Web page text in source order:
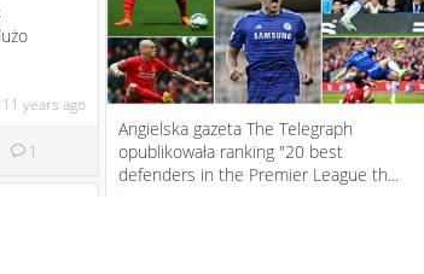
11 years ago
1
Angielska gazeta The Telegraph
opublikowała ranking "20 best
defenders in the Premier League th...